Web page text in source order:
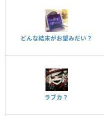
どんな結末がお望みだい？
ラブカ？